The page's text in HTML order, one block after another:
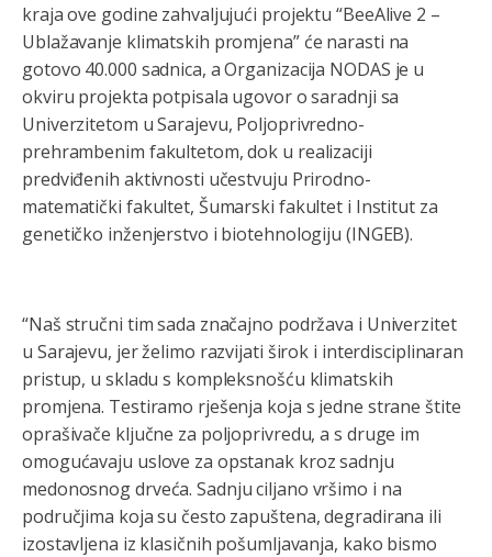
kraja ove godine zahvaljujući projektu “BeeAlive 2 –
Ublažavanje klimatskih promjena” će narasti na
gotovo 40.000 sadnica, a Organizacija NODAS je u
okviru projekta potpisala ugovor o saradnji sa
Univerzitetom u Sarajevu, Poljoprivredno-
prehrambenim fakultetom, dok u realizaciji
predviđenih aktivnosti učestvuju Prirodno-
matematički fakultet, Šumarski fakultet i Institut za
genetičko inženjerstvo i biotehnologiju (INGEB).
“Naš stručni tim sada značajno podržava i Univerzitet
u Sarajevu, jer želimo razvijati širok i interdisciplinaran
pristup, u skladu s kompleksnošću klimatskih
promjena. Testiramo rješenja koja s jedne strane štite
oprašivače ključne za poljoprivredu, a s druge im
omogućavaju uslove za opstanak kroz sadnju
medonosnog drveća. Sadnju ciljano vršimo i na
područjima koja su često zapuštena, degradirana ili
izostavljena iz klasičnih pošumljavanja, kako bismo